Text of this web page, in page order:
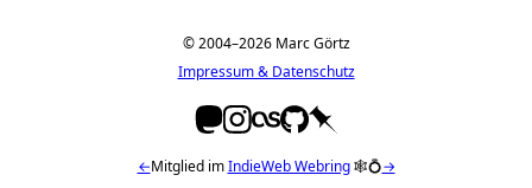
© 2004–2026 Marc Görtz
Impressum & Datenschutz
←Mitglied imIndieWeb Webring🕸💍→